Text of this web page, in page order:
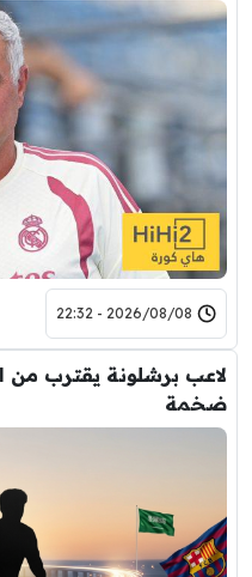
2026/08/08 - 22:32
لاعب برشلونة يقترب
ضخمة